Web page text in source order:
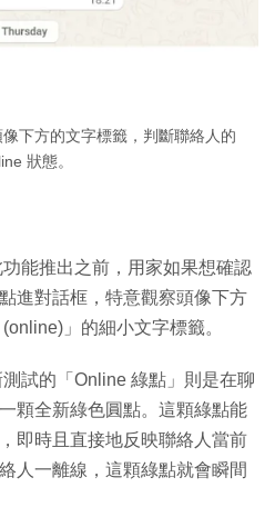
下方的文字標籤，判斷聯絡人的
狀態。
能推出之前，用家如果想確認
進對話框，特意觀察頭像下方
」的細小文字標籤。
試的「Online 綠點」則是在聊
顆全新綠色圓點。這顆綠點能
即時且直接地反映聯絡人當前
人一離線，這顆綠點就會瞬間